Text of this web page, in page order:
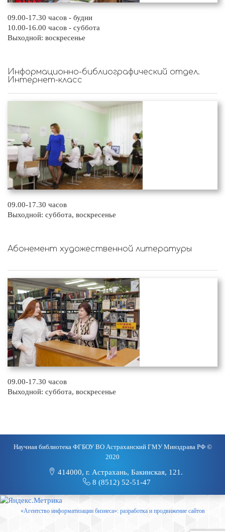
09.00-17.30 часов - будни
10.00-16.00 часов - суббота
Выходной: воскресенье
Информационно-библиографический отдел.
Интернет-класс
09.00-17.30 часов
Выходной: суббота, воскресенье
Абонемент художественной литературы
09.00-17.30 часов
Выходной: суббота, воскресенье
Научная библиотека ФГБОУ ВО Астраханский ГМУ Минздрава РФ ©
2020
414000, г. Астрахань, Бакинская, 121.
8 (8512) 52-51-47
«Агентство информатизации бизнеса»: разработка и продвижение сайтов